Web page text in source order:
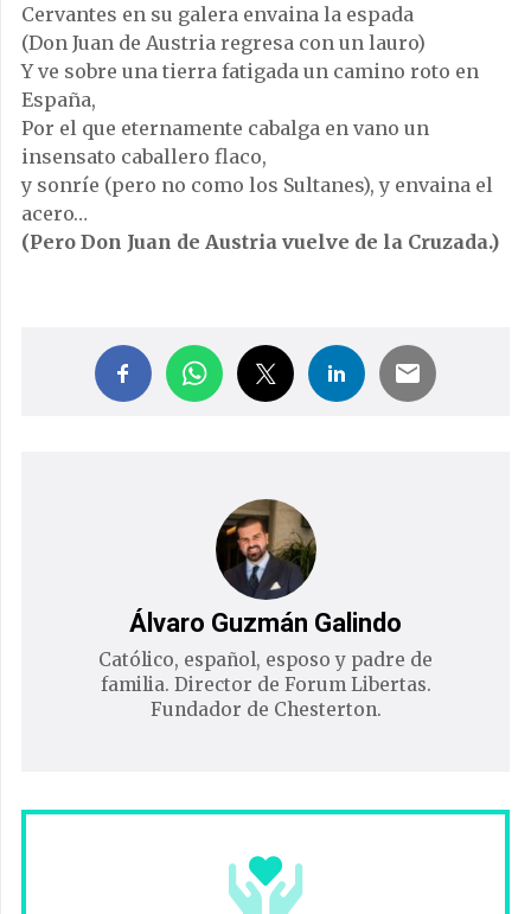
Cervantes en su galera envaina la espada
(Don Juan de Austria regresa con un lauro)
Y ve sobre una tierra fatigada un camino roto en
España,
Por el que eternamente cabalga en vano un
insensato caballero flaco,
y sonríe (pero no como los Sultanes), y envaina el
acero…
(Pero Don Juan de Austria vuelve de la Cruzada.)
Álvaro Guzmán Galindo
Católico, español, esposo y padre de
familia. Director de Forum Libertas.
Fundador de Chesterton.